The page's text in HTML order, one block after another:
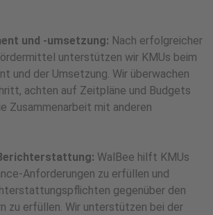
und -umsetzung: Nach erfolgreicher
unterstützen wir KMUs beim
und der Umsetzung. Wir überwachen
achten auf Zeitpläne und Budgets
Zusammenarbeit mit anderen
WalBee hilft KMUs
Anforderungen zu erfüllen und
gegenüber den
zu erfüllen. Wir unterstützen bei der